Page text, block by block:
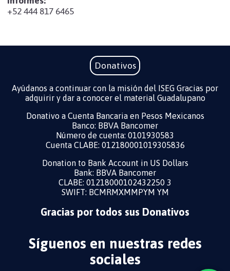
‪+52 444 817 6465
Donativos
Ayúdanos a continuar con la misión del ISEG Gracias por
adquirir y dar a conocer el material Guadalupano
Donativo a Cuenta Bancaria en Pesos Mexicanos
Banco: BBVA Bancomer
Número de cuenta: 0101930583
Cuenta CLABE: 012180001019305836
Donation to Bank Account in US Dollars ​
Bank: BBVA Bancomer
CLABE: 01218000102432250 3
SWIFT: BCMRMXMMPYM YM
Gracias por todos sus Donativos
Síguenos en nuestras redes
sociales